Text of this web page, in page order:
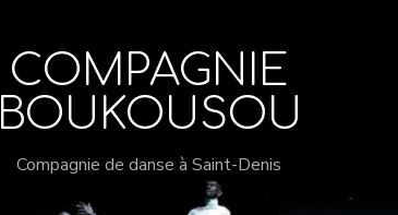
COMPAGNIE
BOUKOUSOU
Compagnie de danse à Saint-Denis